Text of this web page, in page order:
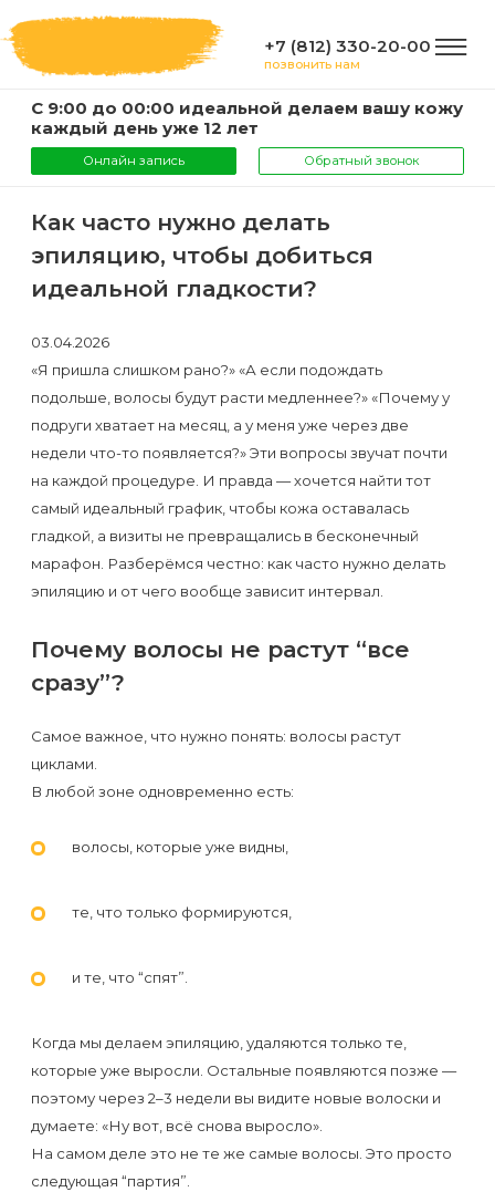
+7 (812) 330-20-00
позвонить нам
С 9:00 до 00:00 идеальной делаем вашу кожу
каждый день уже 12 лет
Онлайн запись Обратный звонок
ГЛАВНАЯ
цены
Эпиляция
воском
Шугаринг
Мужская
Бикини-
КОМПАНИЯ
О
Отзывы
Материалы
и
Оборудование
Партнерство
Администраторы
Контакты
ИНФОРМАЦИЯ
Фото
Видео
Вопросы-
Статьи
Блог
сайта
ВАЖНО
Подготовка
к
воском
или
Эпиляция
Сфинксе
Формула-1
Эпиляция
раз
перед
важным
событием
КОНТАКТЫ
Как часто нужно делать
эпиляцию, чтобы добиться
идеальной гладкости?
03.04.2026
«Я пришла слишком рано?» «А если подождать
подольше, волосы будут расти медленнее?» «Почему у
подруги хватает на месяц, а у меня уже через две
недели что-то появляется?» Эти вопросы звучат почти
на каждой процедуре. И правда — хочется найти тот
самый идеальный график, чтобы кожа оставалась
гладкой, а визиты не превращались в бесконечный
марафон. Разберёмся честно: как часто нужно делать
эпиляцию и от чего вообще зависит интервал.
Почему волосы не растут “все
сразу”?
Самое важное, что нужно понять: волосы растут
циклами.
В любой зоне одновременно есть:
волосы, которые уже видны,
те, что только формируются,
и те, что “спят”.
Когда мы делаем эпиляцию, удаляются только те,
которые уже выросли. Остальные появляются позже —
поэтому через 2–3 недели вы видите новые волоски и
думаете: «Ну вот, всё снова выросло».
На самом деле это не те же самые волосы. Это просто
следующая “партия”.